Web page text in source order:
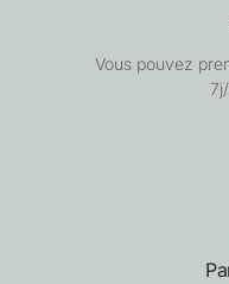
Vous pouvez